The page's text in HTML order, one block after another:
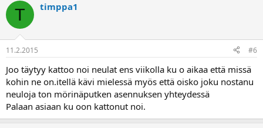
T timppa1
11.2.2015 #6
Joo täytyy kattoo noi neulat ens viikolla ku o aikaa että missä
kohin ne on.itellä kävi mielessä myös että oisko joku nostanu
neuloja ton mörinäputken asennuksen yhteydessä
Palaan asiaan ku oon kattonut noi.